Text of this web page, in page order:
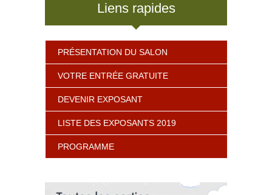
Liens rapides
PRÉSENTATION DU SALON
VOTRE ENTRÉE GRATUITE
DEVENIR EXPOSANT
LISTE DES EXPOSANTS 2019
PROGRAMME